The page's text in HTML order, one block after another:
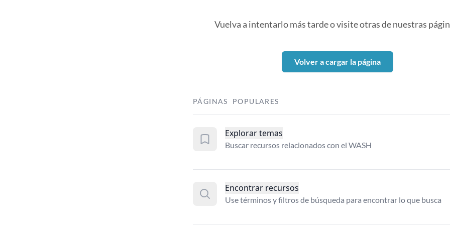
Vuelva a intentarlo más tarde o visite otras de nuestras
Volver a cargar la página
PÁGINAS POPULARES
Explorar temas
Buscar recursos relacionados con el WASH
Encontrar recursos
Use términos y filtros de búsqueda para encontrar lo que busca